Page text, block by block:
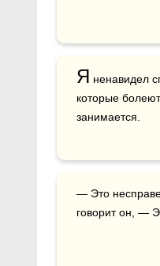
Я ненавидел
которые
занимается.
— Это
говорит он, —